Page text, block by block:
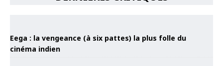
Eega : la vengeance (à six pattes) la plus folle du
cinéma indien